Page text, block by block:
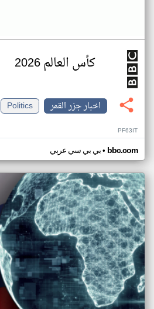
كأس العالم 2026
اخبار جزر القمر
Politics
PF63IT
بي بي سي عربي• bbc.com